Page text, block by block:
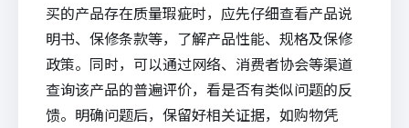
买的产品存在质量瑕疵时，应先仔细查看产品说
明书、保修条款等，了解产品性能、规格及保修
政策。同时，可以通过网络、消费者协会等渠道
查询该产品的普遍评价，看是否有类似问题的反
馈。明确问题后，保留好相关证据，如购物凭